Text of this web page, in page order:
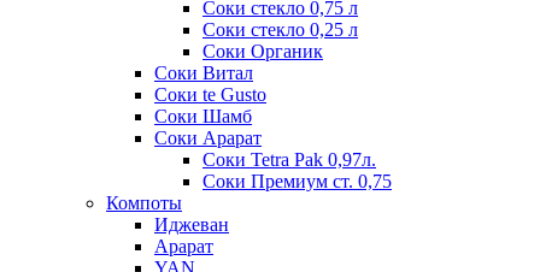
Соки стекло 0,75 л
Соки стекло 0,25 л
Соки Органик
Соки Витал
Соки te Gusto
Соки Шамб
Соки Арарат
Соки Tetra Pak 0,97л.
Соки Премиум ст. 0,75
Компоты
Иджеван
Арарат
YAN